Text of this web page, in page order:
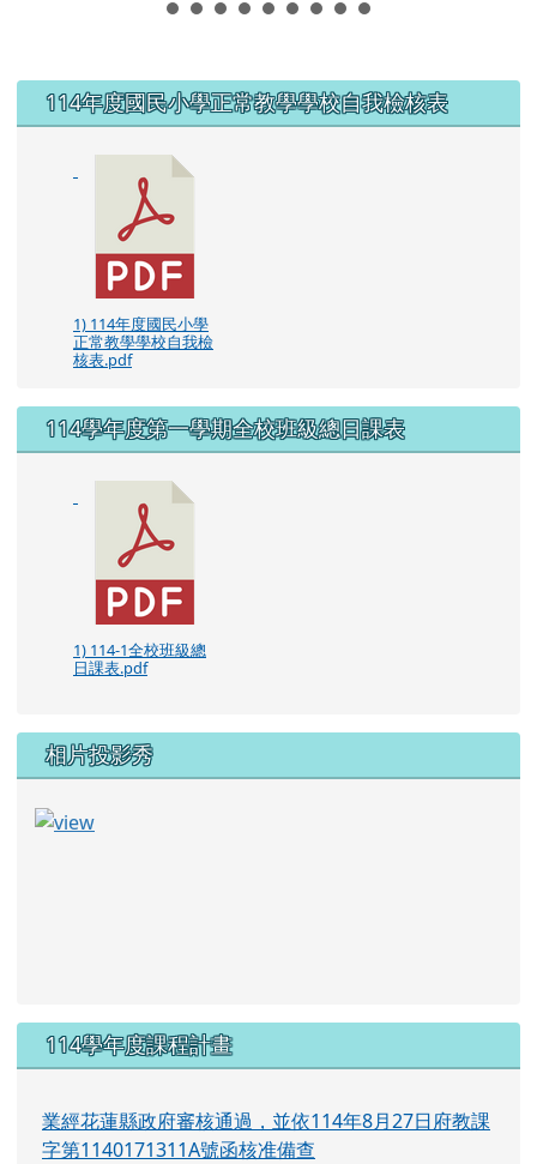
左邊區域內容
114年度國民小學正常教學學校自我檢核表
1) 114年度國民小學
正常教學學校自我檢
核表.pdf
114學年度第一學期全校班級總日課表
1) 114-1全校班級總
日課表.pdf
相片投影秀
114學年度課程計畫
業經花蓮縣政府審核通過，並依114年8月27日府教課
字第1140171311A號函核准備查